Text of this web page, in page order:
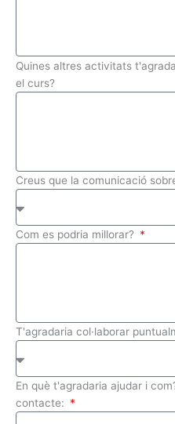
Quines altres activitats
el curs?
Creus que la comunicació
Com es podria millorar?
T'agradaria col·laborar
En què t'agradaria ajudar i
contacte: